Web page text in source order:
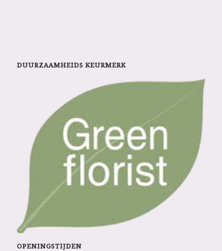
DUURZAAMHEIDS KEURMERK
OPENINGSTIJDEN